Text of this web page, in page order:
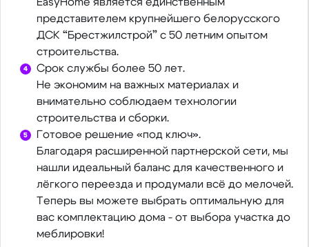
представителем крупнейшего белорусского
ДСК “Брестжилстрой” с 50 летним опытом
строительства.
Срок службы более 50 лет.
Не экономим на важных материалах и
внимательно соблюдаем технологии
строительства и сборки.
Готовое решение «под ключ».
Благодаря расширенной партнерской сети, мы
нашли идеальный баланс для качественного и
лёгкого переезда и продумали всё до мелочей.
Теперь вы можете выбрать оптимальную для
вас комплектацию дома - от выбора участка до
меблировки!